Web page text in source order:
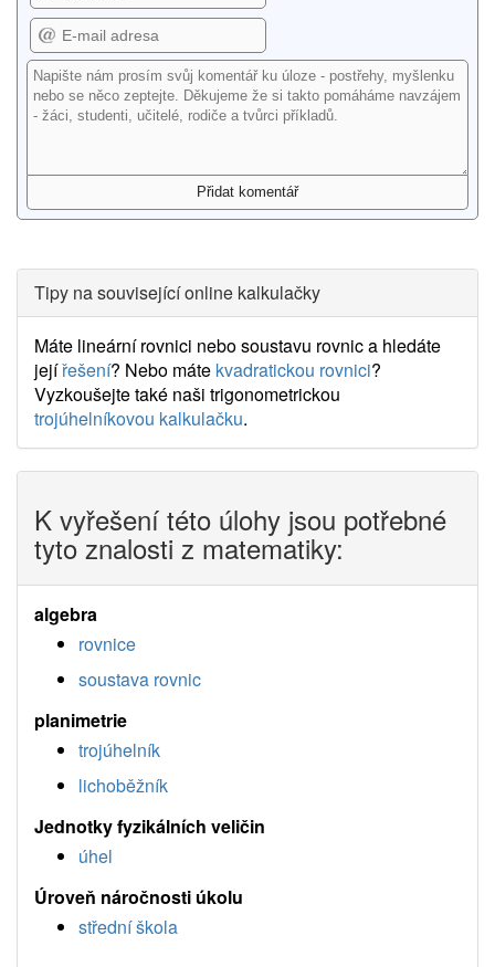
Tipy na související online kalkulačky
Máte lineární rovnici nebo soustavu rovnic a hledáte
jejířešení? Nebo máte kvadratickou rovnici?
Vyzkoušejte také naši trigonometrickou
trojúhelníkovou kalkulačku.
K vyřešení této úlohy jsou potřebné
tyto znalosti z matematiky:
algebra
rovnice
soustava rovnic
planimetrie
trojúhelník
lichoběžník
Jednotky fyzikálních veličin
úhel
Úroveň náročnosti úkolu
střední škola